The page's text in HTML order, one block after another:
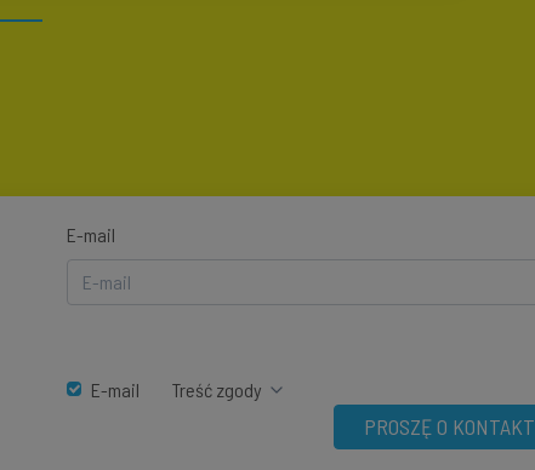
E-mail
E-mail Treść zgody
PROSZĘ O KONTAKT